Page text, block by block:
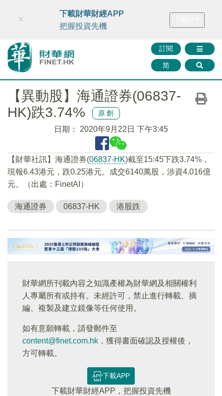
財華智庫網 FINTV FINMETA 財華證券 媒體矩陣
訂閱
简
×
下載財華財經APP
把握投資先機
【異動股】海通證券(06837-
HK)跌3.74%
原創
日期： 2020年9月22日 下午3:45
【財華社訊】海通證券(06837-HK)截至15:45下跌3.74%，
現報6.43港元，跌0.25港元。成交6140萬股，涉資4.016億
元。（出處：FinetAI）
海通證券 06837-HK 港股跌
財華網所刊載內容之知識產權為財華網及相關權利
人專屬所有或持有。未經許可，禁止進行轉載、摘
編、複製及建立鏡像等任何使用。
如有意願轉載，請發郵件至
content@finet.com.hk ，獲得書面確認及授權後，
方可轉載。
下載APP
下載財華財經APP，把握投資先機